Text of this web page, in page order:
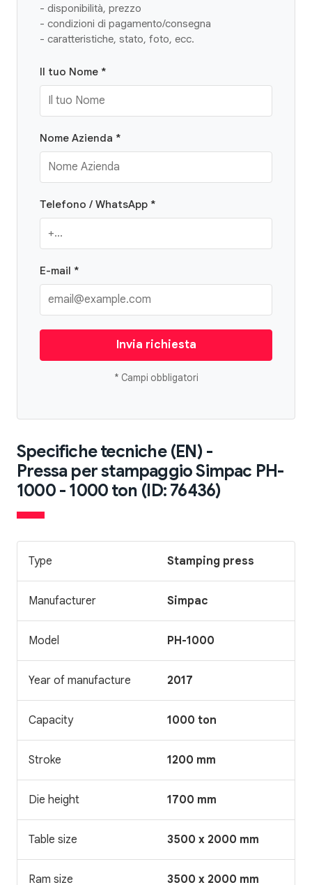
- disponibilità, prezzo
- condizioni di pagamento/consegna
- caratteristiche, stato, foto, ecc.
Il tuo Nome *
Nome Azienda *
Telefono / WhatsApp *
E-mail *
Invia richiesta
* Campi obbligatori
Specifiche tecniche (EN) -
Pressa per stampaggio Simpac PH-
1000 - 1000 ton (ID: 76436)
Type Stamping press
Manufacturer Simpac
Model PH-1000
Year of manufacture 2017
Capacity 1000 ton
Stroke 1200 mm
Die height 1700 mm
Table size 3500 x 2000 mm
Ram size 3500 x 2000 mm